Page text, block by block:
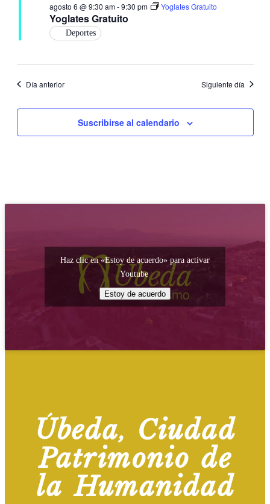
Yoglates Gratuito
agosto 6 @ 9:30 am-9:30 pm Yoglates Gratuito
Deportes
Día anterior Siguiente día
Suscribirse al calendario
Haz clic en «Estoy de acuerdo» para activar
Youtube
Estoy de acuerdo
Úbeda, Ciudad
Patrimonio de
la Humanidad